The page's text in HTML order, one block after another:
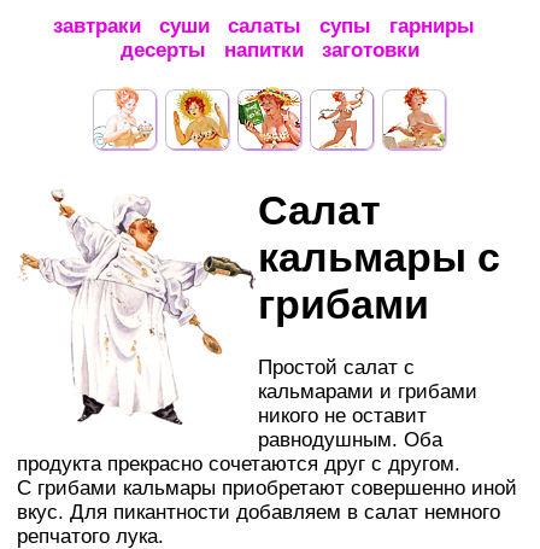
завтраки суши салаты супы
гарниры
десерты
напитки заготовки
Салат
кальмары с
грибами
Простой салат с
кальмарами и грибами
никого не оставит
равнодушным. Оба
продукта прекрасно сочетаются друг с другом.
С грибами кальмары приобретают совершенно иной
вкус. Для пикантности добавляем в салат немного
репчатого лука.